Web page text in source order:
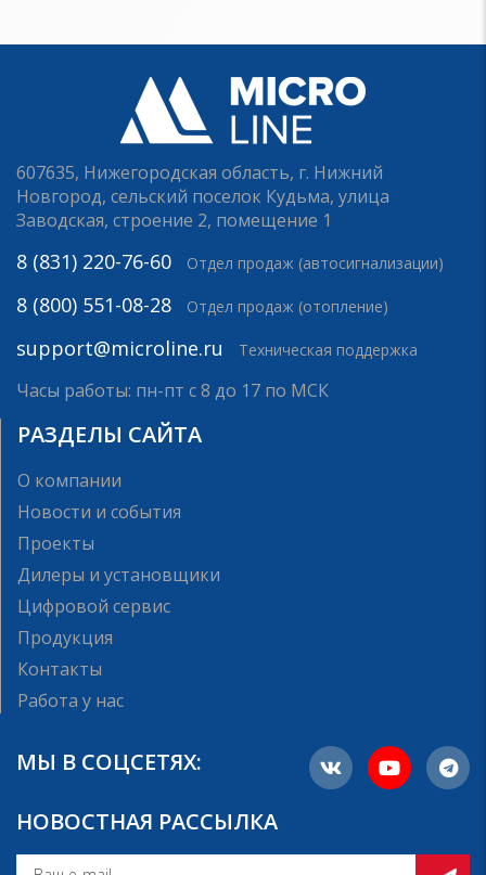
607635, Нижегородская область, г. Нижний
Новгород, сельский поселок Кудьма, улица
Заводская, строение 2, помещение 1
8 (831) 220-76-60 Отдел продаж (автосигнализации)
8 (800) 551-08-28 Отдел продаж (отопление)
support@microline.ru Техническая поддержка
Часы работы: пн-пт с 8 до 17 по МСК
РАЗДЕЛЫ САЙТА
О компании
Новости и события
Проекты
Дилеры и установщики
Цифровой сервис
Продукция
Контакты
Работа у нас
МЫ В СОЦСЕТЯХ:
НОВОСТНАЯ РАССЫЛКА